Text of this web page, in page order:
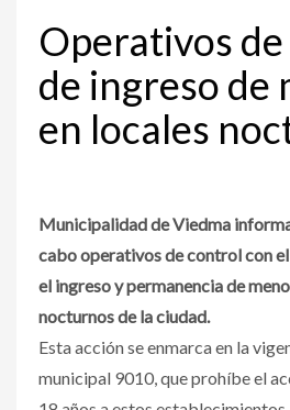
Operativos
de ingreso de
en locales
Municipalidad de Viedma
cabo operativos de control con
el ingreso y permanencia de
nocturnos de la ciudad.
Esta acción se enmarca en la
municipal 9010, que prohíbe el